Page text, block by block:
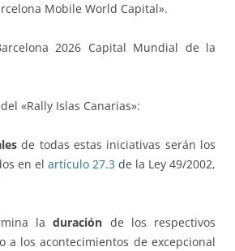
Mobile World Capital».
2026 Capital Mundial de la
«Rally Islas Canarias»:
de todas estas iniciativas serán los
en el artículo 27.3 de la Ley 49/2002,
laduración de los respectivos
a los acontecimientos de excepcional